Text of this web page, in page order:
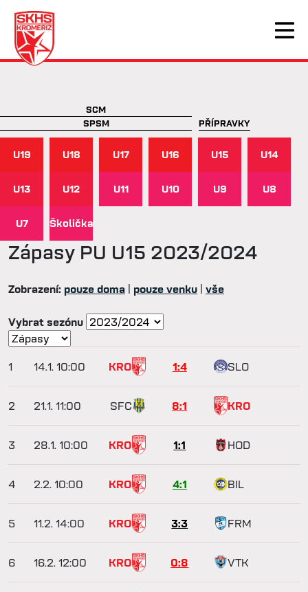
SCM
SPSM
PŘÍPRAVKY
U19 U18 U17 U16 U15 U14
U13 U12 U11 U10 U9 U8
U7 Školička
Zápasy PU U15 2023/2024
Zobrazení: pouze doma pouze venku vše
Vybrat sezónu
1 14.1. 10:00 KRO 1:4 SLO
2 21.1. 11:00 SFC 8:1 KRO
3 28.1. 10:00 KRO 1:1 HOD
4 2.2. 10:00 KRO 4:1 BIL
5 11.2. 14:00 KRO 3:3 FRM
6 16.2. 12:00 KRO 0:8 VTK